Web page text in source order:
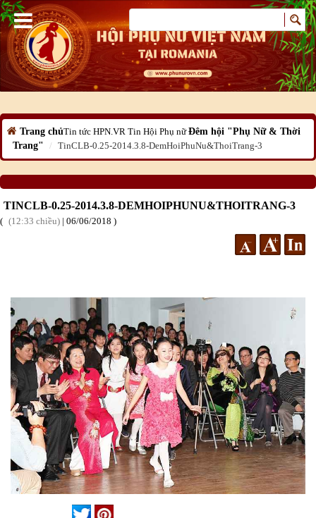
Trang chủTin tức HPN.VR Tin Hội Phụ nữ Đêm hội "Phụ Nữ & Thời
Trang"
TinCLB-0.25-2014.3.8-DemHoiPhuNu&ThoiTrang-3
TINCLB-0.25-2014.3.8-DEMHOIPHUNU&THOITRANG-3
12:33 chiều | 06/06/2018